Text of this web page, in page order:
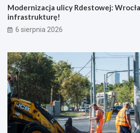
Modernizacja ulicy Rdestowej:
infrastrukturę!
6 sierpnia 2026